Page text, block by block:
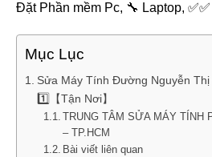
Đặt Phần mềm Pc, 🔧 Laptop,
Mục Lục
Sửa Máy Tính Đường Nguyễn
1️⃣【Tận Nơi】
TRUNG TÂM SỬA MÁY TÍNH
– TP.HCM
Bài viết liên quan